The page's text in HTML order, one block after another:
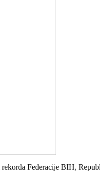
Federacije BIH,